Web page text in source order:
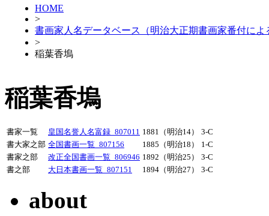
HOME
>
書画家人名データベース（明治大正期書画家番付によ
>
稲葉香塢
稲葉香塢
書家一覧 皇国名誉人名富録_807011 1881（明治14）
3-C
書大家之部 全国書画一覧_807156 1885（明治18）
1-C
書家之部
改正全国書画一覧_806946 1892（明治25）
3-C
書之部
大日本書画一覧_807151 1894（明治27） 3-C
about